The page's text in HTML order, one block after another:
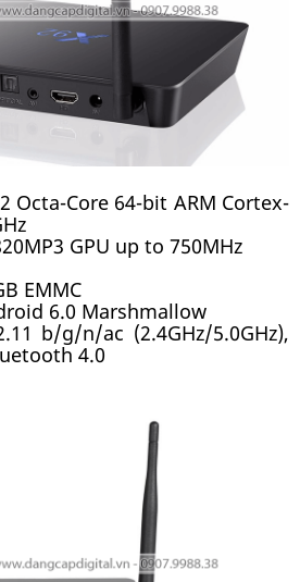
Octa-Core 64-bit ARM Cortex-
GPU up to 750MHz
EMMC
6.0 Marshmallow
b/g/n/ac (2.4GHz/5.0GHz),
4.0